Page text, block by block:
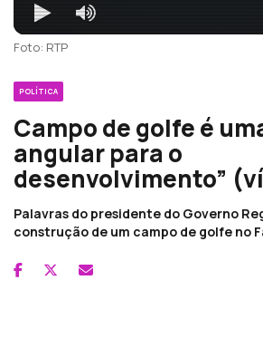
Foto: RTP
POLÍTICA
Campo de golfe é
angular para o
desenvolvimento”
Palavras do presidente do Governo
construção de um campo de golfe no